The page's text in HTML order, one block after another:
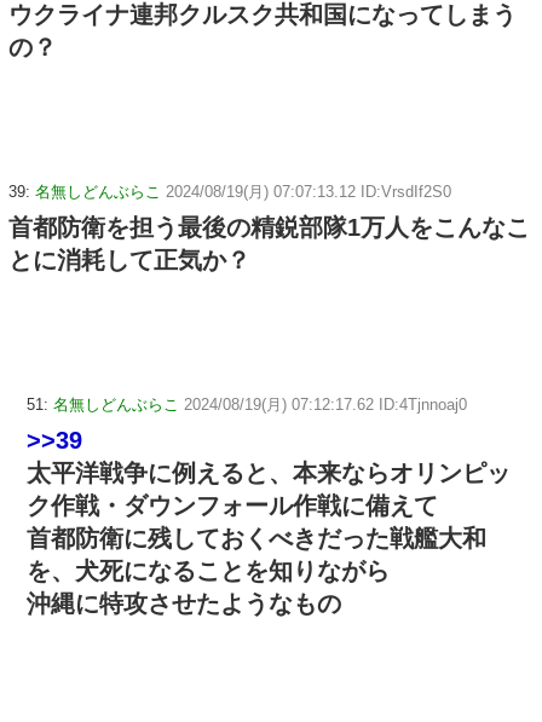
ウクライナ連邦クルスク共和国になってしまう
の？
39: 名無しどんぶらこ 2024/08/19(月) 07:07:13.12 ID:VrsdIf2S0
首都防衛を担う最後の精鋭部隊1万人をこんなこ
とに消耗して正気か？
51: 名無しどんぶらこ 2024/08/19(月) 07:12:17.62 ID:4Tjnnoaj0
>>39
太平洋戦争に例えると、本来ならオリンピッ
ク作戦・ダウンフォール作戦に備えて
首都防衛に残しておくべきだった戦艦大和
を、犬死になることを知りながら
沖縄に特攻させたようなもの